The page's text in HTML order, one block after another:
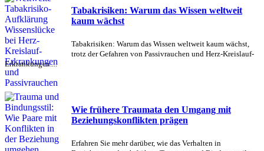
Tabakrisiken: Warum das Wissen weltweit
kaum wächst
Tabakrisiken: Warum das Wissen weltweit kaum wächst,
trotz der Gefahren von Passivrauchen und Herz-Kreislauf-
Erkrankungen....
Wie frühere Traumata den Umgang mit
Beziehungskonflikten prägen
Erfahren Sie mehr darüber, wie das Verhalten in